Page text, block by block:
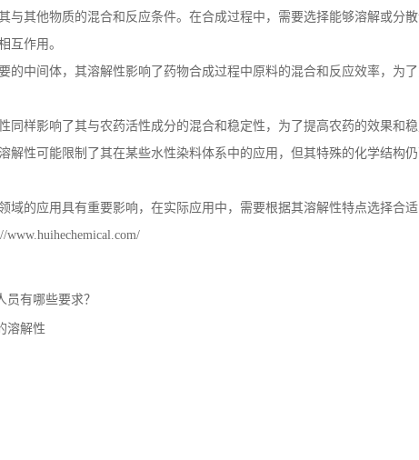
与其他物质的混合和反应条件。在合成过程中，需要选择能够溶解或分
互作用。
的中间体，其溶解性影响了药物合成过程中原料的混合和反应效率，为
同样影响了其与农药活性成分的混合和稳定性，为了提高农药的效果和
解性可能限制了其在某些水性染料体系中的应用，但其特殊的化学结构
域的应用具有重要影响，在实际应用中，需要根据其溶解性特点选择合
www.huihechemical.com/
有哪些要求？
溶解性